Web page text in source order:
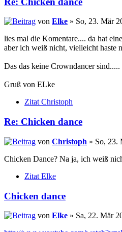
von Elke » So, 23. Mär
lies mal die Komentare.... da hat
aber ich weiß nicht, vielleicht haste
Das das keine Crowndancer
Gruß von ELke
Zitat Christoph
Re: Chicken dance
von Christoph » So, 23.
Chicken Dance? Na ja, ich weiß
Zitat Elke
Chicken dance
von Elke » Sa, 22. Mär